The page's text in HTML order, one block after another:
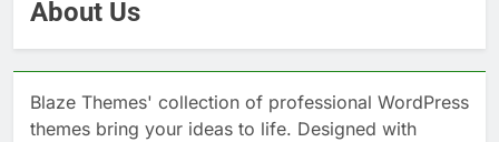
About Us
Blaze Themes' collection of professional WordPress
themes bring your ideas to life. Designed with